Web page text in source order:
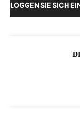
LOGGEN SIE SICH